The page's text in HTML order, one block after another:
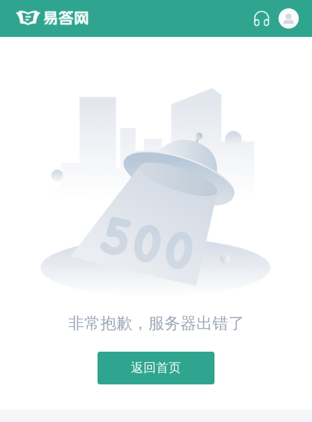
非常抱歉，服务器出错了
返回首页